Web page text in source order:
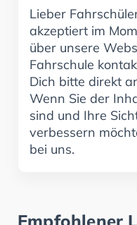
Lieber
akzeptiert im
über unsere
Fahrschule
Dich bitte direkt
Wenn Sie der
sind und Ihre
verbessern
bei uns.
Empfohlener